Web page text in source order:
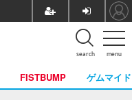
menu
search
FISTBUMP ゲムマイド